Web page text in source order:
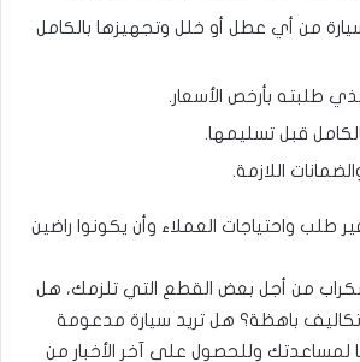
من أي عطل أو خلل وتجهيزها بالكامل
طلبته بأرخص الأسعار.
قبل تسليمها.
اللازمة.
طلب واحتياجات العملاء وأن يكونوا راضين
من أجل بعض القطع التي تلزمك، هل
تكاليف باهظة؟ هل تريد سيارة مدعومة
لمساعدتك وللحصول على آخر الأخبار من